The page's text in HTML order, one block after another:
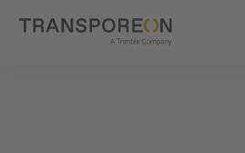
Product Demos